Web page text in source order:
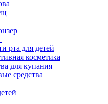
рта для детей
косметика
для купания
средства